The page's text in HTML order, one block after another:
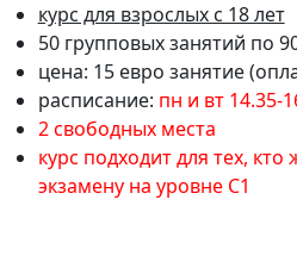
курс для взрослых с 18 лет
50 групповых занятий по
цена: 15 евро занятие
расписание: пн и вт 14.35-
2 свободных места
курс подходит для тех,
экзамену на уровне С1